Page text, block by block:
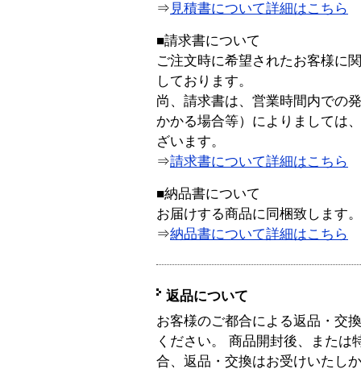
⇒ 見積書について詳細はこちら
■請求書について
ご注文時に希望されたお客様に
しております。
尚、請求書は、営業時間内での
かかる場合等）によりましては
ざいます。
⇒請求書について詳細はこちら
■納品書について
お届けする商品に同梱致します。
⇒納品書について詳細はこちら
返品について
お客様のご都合による返品・交
ください。 商品開封後、または
合、返品・交換はお受けいたし